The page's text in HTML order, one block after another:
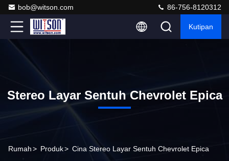
bob@witson.com 86-756-8120312
Kutipan
Stereo Layar Sentuh Chevrolet Epica
Rumah> Produk> Cina Stereo Layar Sentuh Chevrolet Epica